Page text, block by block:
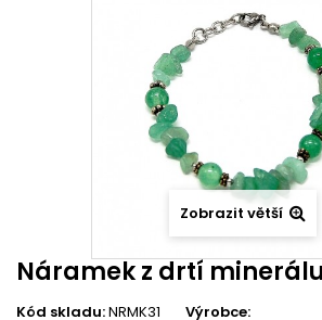
Zobrazit větší
Náramek z drtí
Kód skladu:NRMK31 Výrobce: